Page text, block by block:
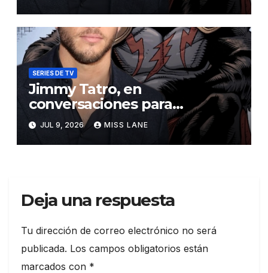
SERIES DE TV
Jimmy Tatro, en
conversaciones para
interpretar a Gorilla Grodd en
la serie derivada de DC «DC
Crime»
JUL 9, 2026 MISS LANE
Deja una respuesta
Tu dirección de correo electrónico no será
publicada. Los campos obligatorios están
marcados con *